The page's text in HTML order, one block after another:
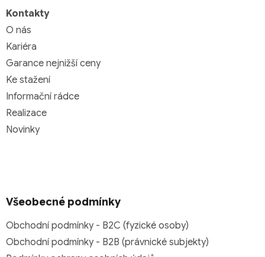
Kontakty
O nás
Kariéra
Garance nejnižší ceny
Ke stažení
Informační rádce
Realizace
Novinky
Všeobecné podmínky
Obchodní podmínky - B2C (fyzické osoby)
Obchodní podmínky - B2B (právnické subjekty)